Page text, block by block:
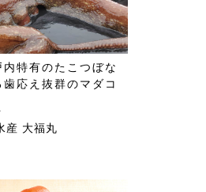
内特有のたこつぼな
応え抜群のマダコ
産 大福丸